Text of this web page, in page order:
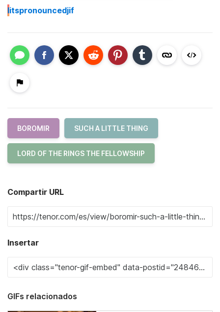
Iitspronouncedjif
BOROMIR SUCH A LITTLE THING
LORD OF THE RINGS THE FELLOWSHIP
Compartir URL
Insertar
GIFs relacionados